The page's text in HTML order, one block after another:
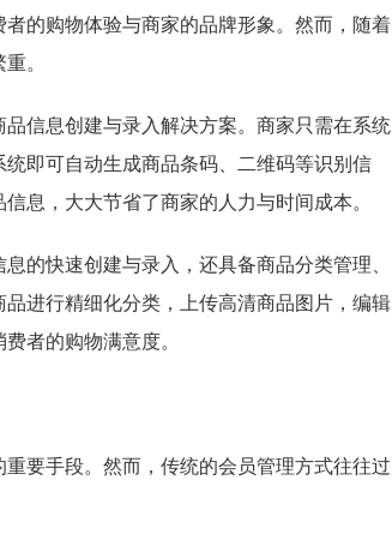
的购物体验与商家的品牌形象。然而，随着
。
信息创建与录入解决方案。商家只需在系统
即可自动生成商品条码、二维码等识别信
息，大大节省了商家的人力与时间成本。
的快速创建与录入，还具备商品分类管理、
进行精细化分类，上传高清商品图片，编辑
者的购物满意度。
要手段。然而，传统的会员管理方式往往过